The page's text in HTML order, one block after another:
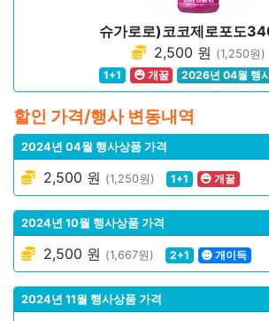
슈가로로)코코제로포도
2,500 원 (1,250원)
1+1
개꿀 2026년 04월 행
할인 가격/행사 변동내역
2024년 04월 행사상품 가격
2,500 원 (1,250원) 1+1 개꿀
2024년 10월 행사상품 가격
2,500 원 (1,667원) 2+1 개이득
2024년 11월 행사상품 가격